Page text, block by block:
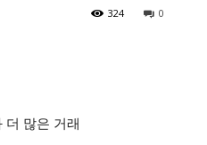
0
324